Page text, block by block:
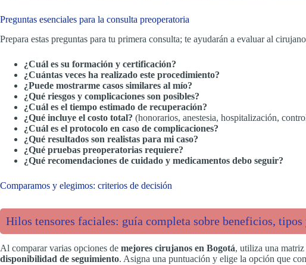
Preguntas esenciales para la consulta preoperatoria
Prepara estas preguntas para tu primera consulta; te ayudarán a evaluar al
¿Cuál es su formación y certificación?
¿Cuántas veces ha realizado este procedimiento?
¿Puede mostrarme casos similares al mío?
¿Qué riesgos y complicaciones son posibles?
¿Cuál es el tiempo estimado de recuperación?
¿Qué incluye el costo total? (honorarios, anestesia, hospitalización,
¿Cuál es el protocolo en caso de complicaciones?
¿Qué resultados son realistas para mi caso?
¿Qué pruebas preoperatorias requiere?
¿Qué recomendaciones de cuidado y medicamentos debo seguir?
Comparamos y elegimos: criterios de decisión
Hilos tensores faciales: guía completa sobre beneficios, tipos
Al comparar varias opciones de mejores cirujanos en Bogotá, utiliza una
disponibilidad de seguimiento. Asigna una puntuación y elige la opción que